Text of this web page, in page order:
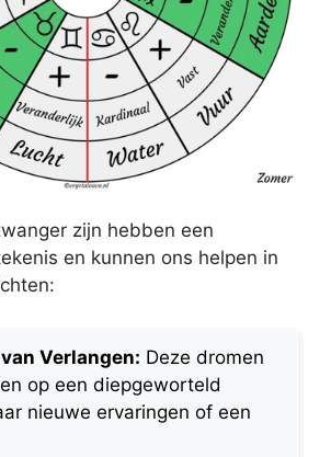
zijn hebben een
en kunnen ons helpen in
Verlangen: Deze dromen
op een diepgeworteld
nieuwe ervaringen of een